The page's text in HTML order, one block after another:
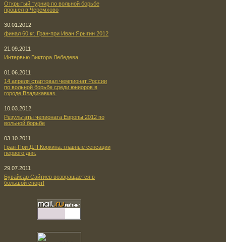
Открытый турнир по вольной борьбе
прошел в Черемхово
30.01.2012
финал 60 кг. Гран-при Иван Ярыгин 2012
21.09.2011
Интервью Виктора Лебедева
01.06.2011
14 апреля стартовал чемпионат России
по вольной борьбе среди юниоров в
городе Владикавказ.
10.03.2012
Результаты чепионата Европы 2012 по
вольной борьбе
03.10.2011
Гран-При Д.П.Коркина: главные сенсации
первого дня.
29.07.2011
Бувайсар Сайтиев возвращается в
большой спорт!